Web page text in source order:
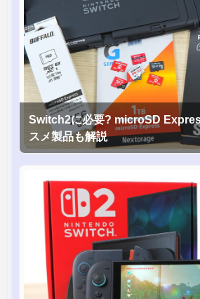
Switch2に必要? microSD
スメ製品も解説